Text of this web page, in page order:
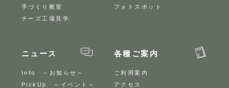
手づくり教室
チーズ工場見学
フォトスポット
ニュース
Info ～お知らせ～
PickUp ～イベント～
各種ご案内
ご利用案内
アクセス